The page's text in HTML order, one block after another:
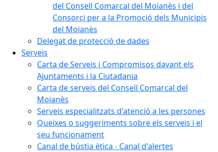
del Consell Comarcal del Moianès i del
Consorci per a la Promoció dels Municipis
del Moianès
Delegat de protecció de dades
Serveis
Carta de Serveis i Compromisos davant els
Ajuntaments i la Ciutadania
Carta de serveis del Consell Comarcal del
Moianès
Serveis especialitzats d'atenció a les persones
Queixes o suggeriments sobre els serveis i el
seu funcionament
Canal de bústia ètica - Canal d'alertes